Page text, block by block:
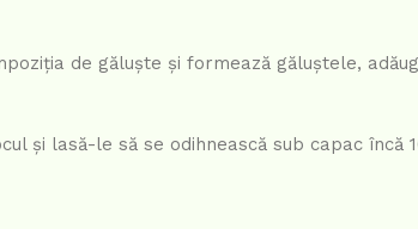
de găluște și formează găluștele,
și lasă-le să se odihnească sub capac încă